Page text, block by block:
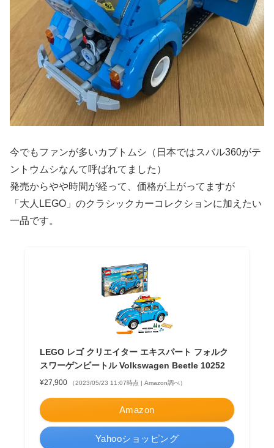
今でもファンが多いカブトムシ（日本ではスバル360がテ
ントウムシなんて呼ばれてました）
発売からやや時間が経って、価格が上がってますが
「大人LEGO」のクラシックカーコレクションに加えたい
一品です。
LEGO レゴ クリエイター エキスパート フォルク
スワーゲンビートル Volkswagen Beetle 10252
¥27,900 （2023/05/23 11:07時点 | Amazon調べ）
Amazon
Yahooショッピング